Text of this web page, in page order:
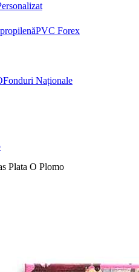
PVC Forex
Fonduri Naționale
Plata O Plomo